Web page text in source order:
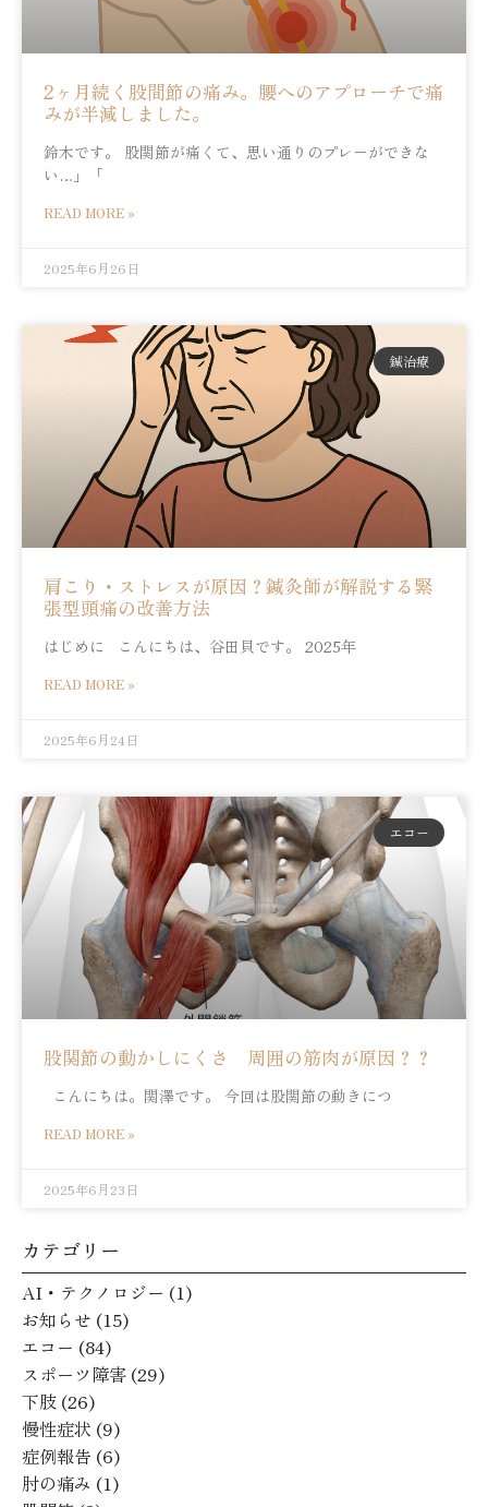
2ヶ月続く股間節の痛み。腰へのアプローチで痛
みが半減しました。
鈴木です。 股関節が痛くて、思い通りのプレーができな
い…」「
READ MORE »
2025年6月26日
鍼治療
肩こり・ストレスが原因？鍼灸師が解説する緊
張型頭痛の改善方法
はじめに こんにちは、谷田貝です。 2025年
READ MORE »
2025年6月24日
エコー
股関節の動かしにくさ 周囲の筋肉が原因？？
こんにちは。関澤です。 今回は股関節の動きにつ
READ MORE »
2025年6月23日
カテゴリー
AI・テクノロジー (1)
お知らせ (15)
エコー (84)
スポーツ障害 (29)
下肢 (26)
慢性症状 (9)
症例報告 (6)
肘の痛み (1)